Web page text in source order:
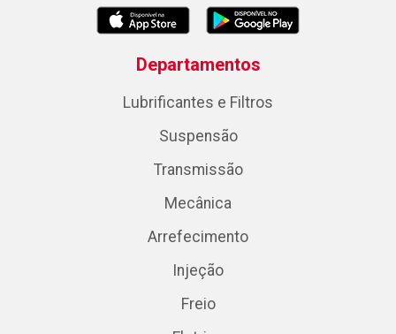
Departamentos
Lubrificantes e Filtros
Suspensão
Transmissão
Mecânica
Arrefecimento
Injeção
Freio